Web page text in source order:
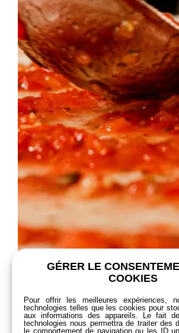
GÉRER LE
COOKIES
Pour offrir les meilleures expériences,
technologies telles que les cookies pour
aux informations des appareils. Le fait
technologies nous permettra de traiter des
le comportement de navigation ou les ID